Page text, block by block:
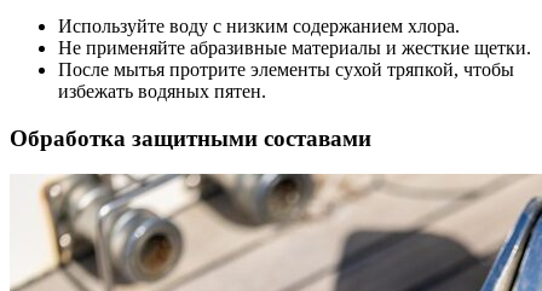
Используйте воду с низким содержанием хлора.
Не применяйте абразивные материалы и жесткие щетки.
После мытья протрите элементы сухой тряпкой, чтобы
избежать водяных пятен.
Обработка защитными составами